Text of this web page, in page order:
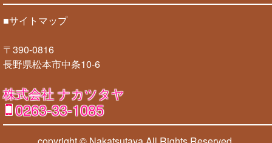
■サイトマップ
〒390-0816
長野県松本市中条10-6
株式会社 ナカツタヤ
0263-33-1085